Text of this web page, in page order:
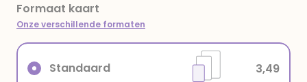
Formaat kaart
Onze verschillende formaten
Standaard 3,49